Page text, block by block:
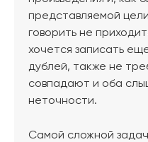
представляемой
говорить не
хочется записать
дублей, также не
совпадают и оба
неточности.
Самой сложной